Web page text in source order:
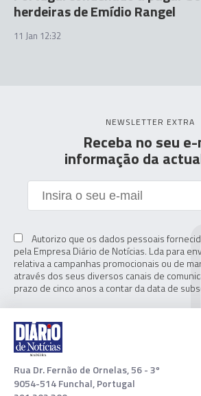
herdeiras de Emídio Rangel
11 Jan 12:32
NEWSLETTER EXTRA
Receba no seu
informação da
Autorizo que os dados pessoais
pela Empresa Diário de Notícias. Lda para
relativa a campanhas promocionais ou de
através dos seus diversos canais de
prazo de cinco anos a contar da data de
Rua Dr. Fernão de Ornelas, 56 - 3º
9054-514 Funchal, Portugal